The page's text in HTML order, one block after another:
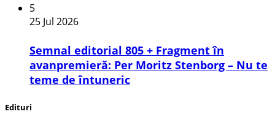
5
25 Jul 2026
Semnal editorial 805 + Fragment în
avanpremieră: Per Moritz Stenborg – Nu te
teme de întuneric
Edituri